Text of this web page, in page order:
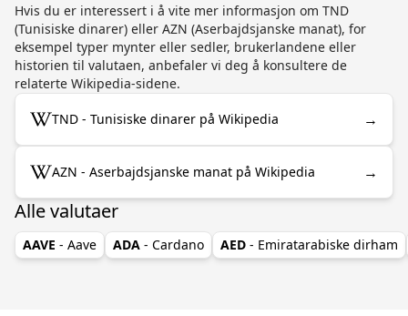
Hvis du er interessert i å vite mer informasjon om TND
(Tunisiske dinarer) eller AZN (Aserbajdsjanske manat), for
eksempel typer mynter eller sedler, brukerlandene eller
historien til valutaen, anbefaler vi deg å konsultere de
relaterte Wikipedia-sidene.
TND - Tunisiske dinarer på Wikipedia →
AZN - Aserbajdsjanske manat på Wikipedia →
Alle valutaer
AAVE - Aave ADA - Cardano AED - Emiratarabiske dirham